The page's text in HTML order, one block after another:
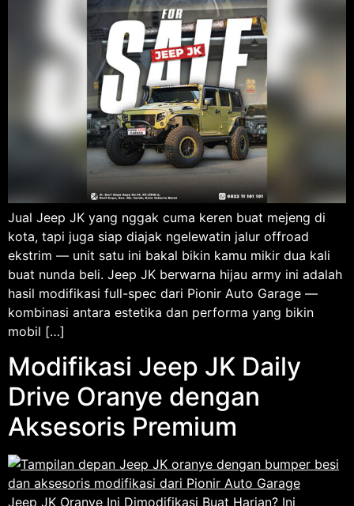
Jual Jeep JK yang nggak cuma keren buat mejeng di
kota, tapi juga siap diajak ngelewatin jalur offroad
ekstrim — unit satu ini bakal bikin kamu mikir dua kali
buat nunda beli. Jeep JK berwarna hijau army ini adalah
hasil modifikasi full-spec dari Pionir Auto Garage —
kombinasi antara estetika dan performa yang bikin
mobil […]
Modifikasi Jeep JK Daily
Drive Oranye dengan
Aksesoris Premium
Jeep JK Oranye Ini Dimodifikasi Buat Harian? Ini